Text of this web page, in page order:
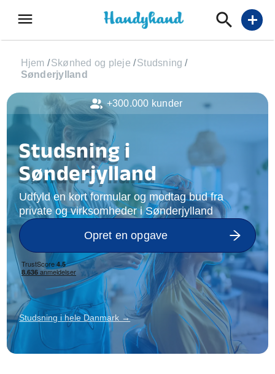
menu add
Hjem /Skønhed og pleje /Studsning /
Sønderjylland
Studsning i
Sønderjylland
Udfyld en kort formular og modtag bud fra
private og virksomheder i Sønderjylland
Opret en opgave
Studsning i hele Danmark →
+300.000 kunder